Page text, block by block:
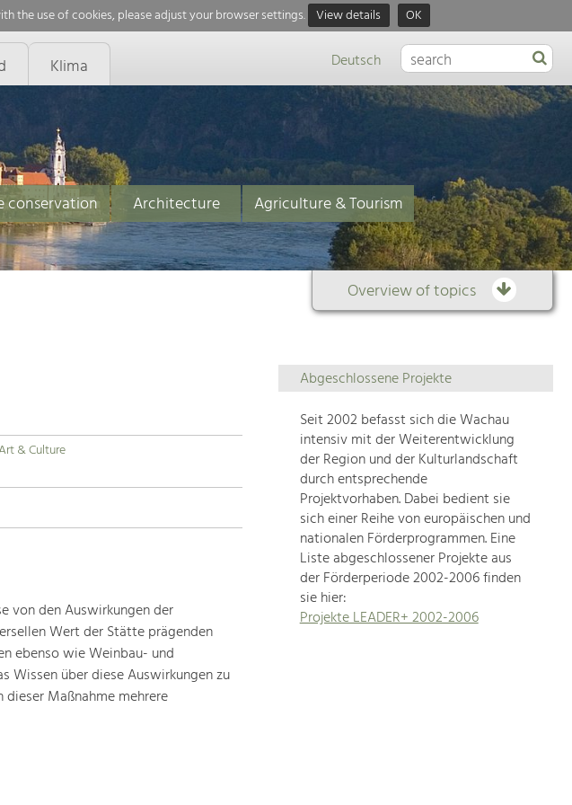
the use of cookies, please adjust your browser settings. View details OK
Klima Deutsch
conservation Architecture
Agriculture & Tourism
Overview of topics
Overview
of
topics
Development
within
our
region
is
extremely
diverse.
Which
& Culture
von den Auswirkungen der
Wert der Stätte prägenden
ebenso wie Weinbau- und
Wissen über diese Auswirkungen zu
Maßnahme mehrere
Abgeschlossene Projekte
Seit 2002 befasst sich die Wachau
intensiv mit der Weiterentwicklung
der Region und der Kulturlandschaft
durch entsprechende
Projektvorhaben. Dabei bedient sie
sich einer Reihe von europäischen und
nationalen Förderprogrammen. Eine
Liste abgeschlossener Projekte aus
der Förderperiode 2002-2006 finden
sie hier:
Projekte LEADER+ 2002-2006